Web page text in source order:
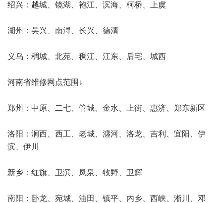
绍兴：越城、镜湖、袍江、滨海、柯桥、上虞
湖州：吴兴、南浔、长兴、德清
义乌：稠城、北苑、稠江、江东、后宅、城西
河南省维修网点范围↓
郑州：中原、二七、管城、金水、上街、惠济、郑东新区
洛阳：涧西、西工、老城、瀍河、洛龙、吉利、宜阳、伊
滨、伊川
新乡：红旗、卫滨、凤泉、牧野、卫辉
南阳：卧龙、宛城、油田、镇平、内乡、西峡、淅川、邓